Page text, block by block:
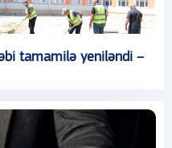
tamamilə yeniləndi –